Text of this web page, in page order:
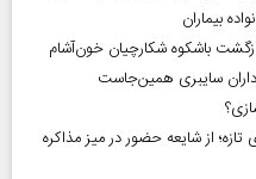
سایبری همین‌جاست
از شایعه حضور در میز مذاکره